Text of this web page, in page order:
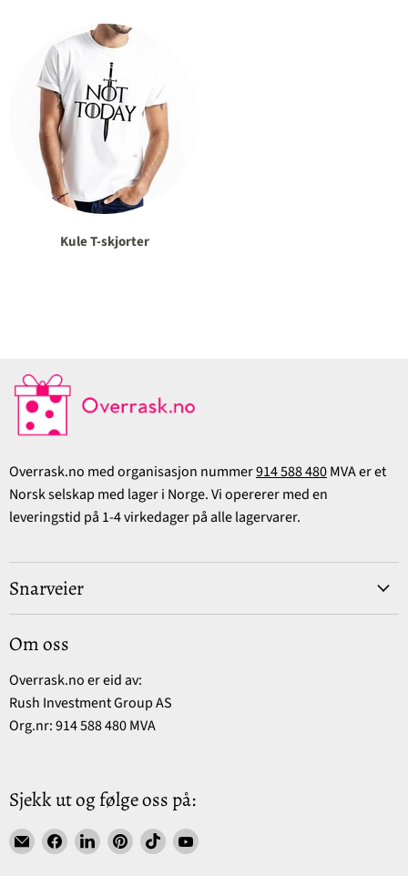
Kule T-skjorter
Overrask.no med organisasjon nummer914 588 480MVA er et
Norsk selskap med lager i Norge. Vi opererer med en
leveringstid på 1-4 virkedager på alle lagervarer.
Snarveier
Om oss
Overrask.no er eid av:
Rush Investment Group AS
Org.nr: 914 588 480 MVA
Sjekk ut og følge oss på:
Find Find Find Find Find Find